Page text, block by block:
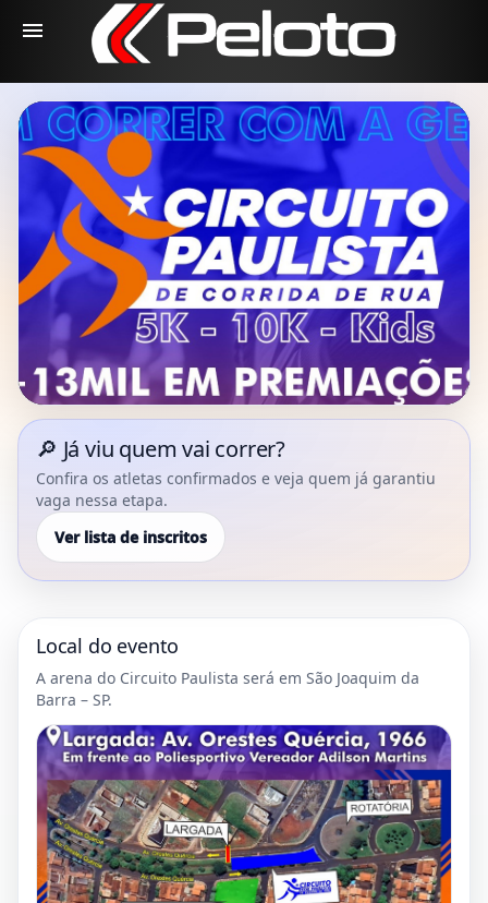
menu
🔎 Já viu quem vai correr?
Confira os atletas confirmados e veja quem já garantiu
vaga nessa etapa.
Ver lista de inscritos
Local do evento
A arena do Circuito Paulista será em São Joaquim da
Barra – SP.